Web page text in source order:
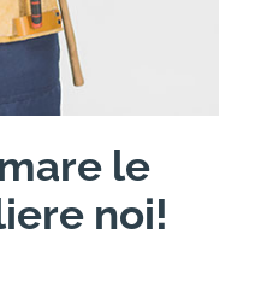
le
noi!